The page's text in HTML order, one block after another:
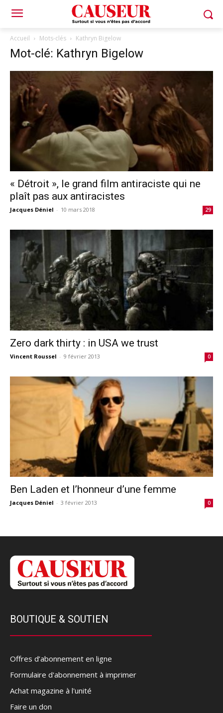
Accueil Mots-clés Kathryn Bigelow
Mot-clé: Kathryn Bigelow
« Détroit », le grand film antiraciste qui ne
plaît pas aux antiracistes
Jacques Déniel - 10 mars 2018 29
Zero dark thirty : in USA we trust
Vincent Roussel - 9 février 2013 0
Ben Laden et l’honneur d’une femme
Jacques Déniel - 3 février 2013 0
BOUTIQUE & SOUTIEN
Offres d’abonnement en ligne
Formulaire d'abonnement à imprimer
Achat magazine à l'unité
Faire un don